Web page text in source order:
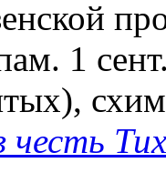
1
честь